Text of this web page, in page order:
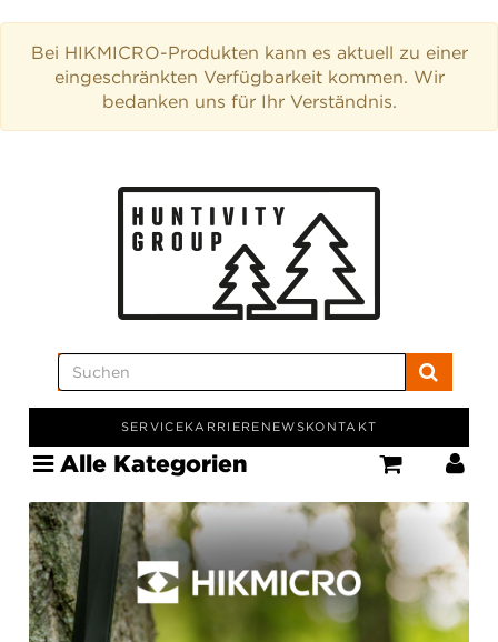
Bei HIKMICRO-Produkten kann es aktuell zu einer
eingeschränkten Verfügbarkeit kommen. Wir
bedanken uns für Ihr Verständnis.
SERVICEKARRIERE NEWSKONTAKT
Alle Kategorien